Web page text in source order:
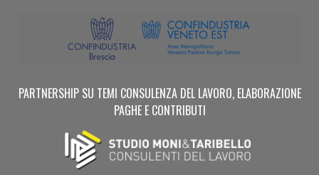
PARTNERSHIP SU TEMI CONSULENZA DEL LAVORO, ELABORAZIONE
PAGHE E CONTRIBUTI